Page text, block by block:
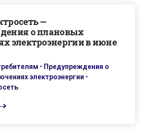
—
о плановых
электроэнергии в июне
• Предупреждения о
электроэнергии •